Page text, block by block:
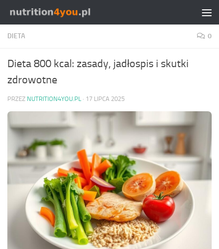
Przejdź do treści
DIETA 0
Dieta 800 kcal: zasady, jadłospis i skutki
zdrowotne
PRZEZ NUTRITION4YOU.PL · 17 LIPCA 2025